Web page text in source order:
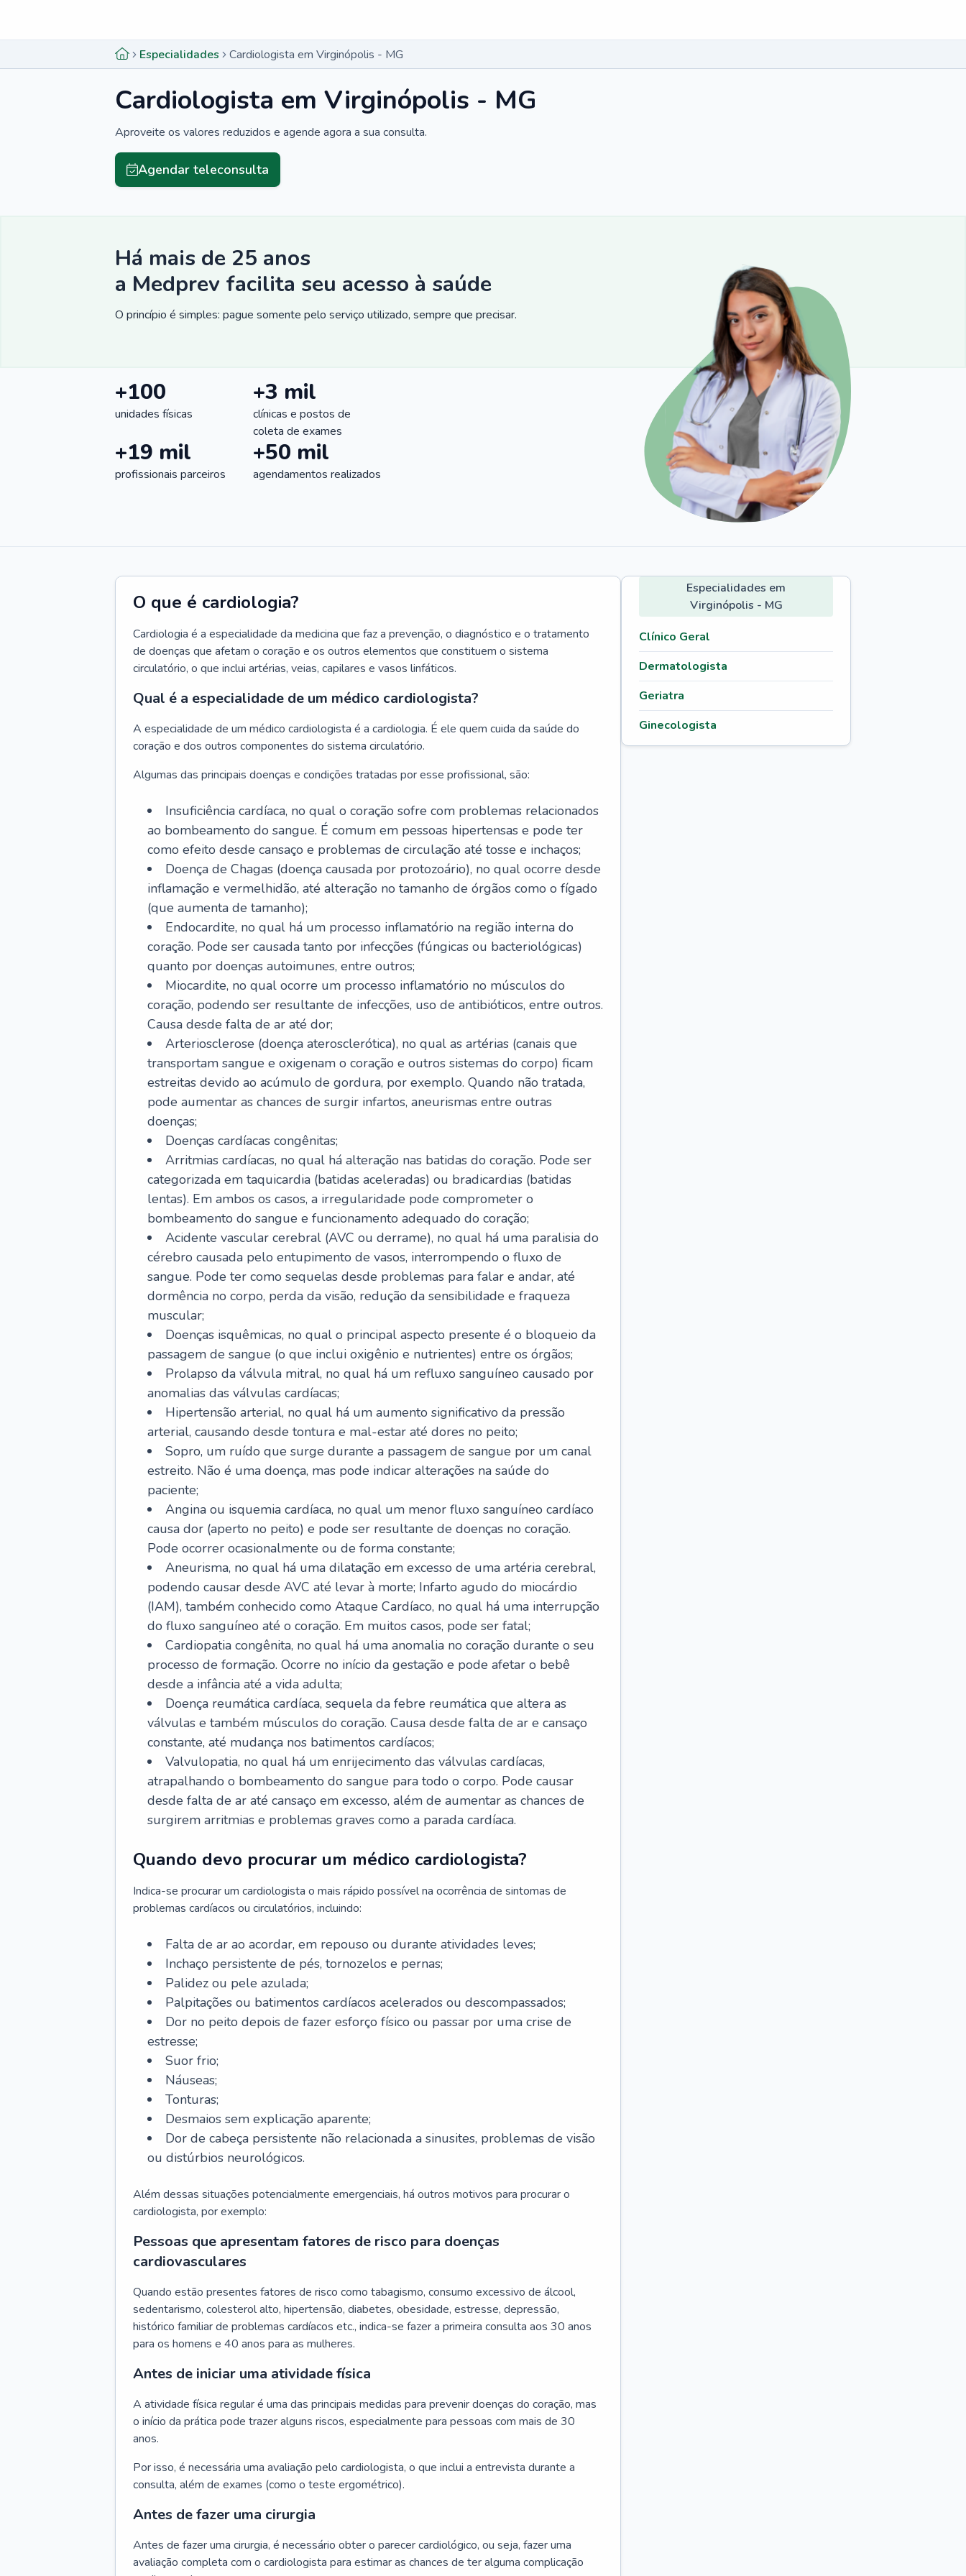
Especialidades Cardiologista em Virginópolis - MG
Cardiologista em Virginópolis - MG
Aproveite os valores reduzidos e agende agora a sua consulta.
Agendar teleconsulta
Há mais de 25 anos
a Medprev facilita seu acesso à saúde
O princípio é simples: pague somente pelo serviço utilizado, sempre que precisar.
+100
unidades físicas
+3 mil
clínicas e postos de
coleta de exames
+19 mil
profissionais parceiros
+50 mil
agendamentos realizados
O que é cardiologia?
Cardiologia é a especialidade da medicina que faz a prevenção, o diagnóstico e o tratamento
de doenças que afetam o coração e os outros elementos que constituem o sistema
circulatório, o que inclui artérias, veias, capilares e vasos linfáticos.
Qual é a especialidade de um médico cardiologista?
A especialidade de um médico cardiologista é a cardiologia. É ele quem cuida da saúde do
coração e dos outros componentes do sistema circulatório.
Algumas das principais doenças e condições tratadas por esse profissional, são:
Insuficiência cardíaca, no qual o coração sofre com problemas relacionados
ao bombeamento do sangue. É comum em pessoas hipertensas e pode ter
como efeito desde cansaço e problemas de circulação até tosse e inchaços;
Doença de Chagas (doença causada por protozoário), no qual ocorre desde
inflamação e vermelhidão, até alteração no tamanho de órgãos como o fígado
(que aumenta de tamanho);
Endocardite, no qual há um processo inflamatório na região interna do
coração. Pode ser causada tanto por infecções (fúngicas ou bacteriológicas)
quanto por doenças autoimunes, entre outros;
Miocardite, no qual ocorre um processo inflamatório no músculos do
coração, podendo ser resultante de infecções, uso de antibióticos, entre outros.
Causa desde falta de ar até dor;
Arteriosclerose (doença aterosclerótica), no qual as artérias (canais que
transportam sangue e oxigenam o coração e outros sistemas do corpo) ficam
estreitas devido ao acúmulo de gordura, por exemplo. Quando não tratada,
pode aumentar as chances de surgir infartos, aneurismas entre outras
doenças;
Doenças cardíacas congênitas;
Arritmias cardíacas, no qual há alteração nas batidas do coração. Pode ser
categorizada em taquicardia (batidas aceleradas) ou bradicardias (batidas
lentas). Em ambos os casos, a irregularidade pode comprometer o
bombeamento do sangue e funcionamento adequado do coração;
Acidente vascular cerebral (AVC ou derrame), no qual há uma paralisia do
cérebro causada pelo entupimento de vasos, interrompendo o fluxo de
sangue. Pode ter como sequelas desde problemas para falar e andar, até
dormência no corpo, perda da visão, redução da sensibilidade e fraqueza
muscular;
Doenças isquêmicas, no qual o principal aspecto presente é o bloqueio da
passagem de sangue (o que inclui oxigênio e nutrientes) entre os órgãos;
Prolapso da válvula mitral, no qual há um refluxo sanguíneo causado por
anomalias das válvulas cardíacas;
Hipertensão arterial, no qual há um aumento significativo da pressão
arterial, causando desde tontura e mal-estar até dores no peito;
Sopro, um ruído que surge durante a passagem de sangue por um canal
estreito. Não é uma doença, mas pode indicar alterações na saúde do
paciente;
Angina ou isquemia cardíaca, no qual um menor fluxo sanguíneo cardíaco
causa dor (aperto no peito) e pode ser resultante de doenças no coração.
Pode ocorrer ocasionalmente ou de forma constante;
Aneurisma, no qual há uma dilatação em excesso de uma artéria cerebral,
podendo causar desde AVC até levar à morte; Infarto agudo do miocárdio
(IAM), também conhecido como Ataque Cardíaco, no qual há uma interrupção
do fluxo sanguíneo até o coração. Em muitos casos, pode ser fatal;
Cardiopatia congênita, no qual há uma anomalia no coração durante o seu
processo de formação. Ocorre no início da gestação e pode afetar o bebê
desde a infância até a vida adulta;
Doença reumática cardíaca, sequela da febre reumática que altera as
válvulas e também músculos do coração. Causa desde falta de ar e cansaço
constante, até mudança nos batimentos cardíacos;
Valvulopatia, no qual há um enrijecimento das válvulas cardíacas,
atrapalhando o bombeamento do sangue para todo o corpo. Pode causar
desde falta de ar até cansaço em excesso, além de aumentar as chances de
surgirem arritmias e problemas graves como a parada cardíaca.
Quando devo procurar um médico cardiologista?
Indica-se procurar um cardiologista o mais rápido possível na ocorrência de sintomas de
problemas cardíacos ou circulatórios, incluindo:
Falta de ar ao acordar, em repouso ou durante atividades leves;
Inchaço persistente de pés, tornozelos e pernas;
Palidez ou pele azulada;
Palpitações ou batimentos cardíacos acelerados ou descompassados;
Dor no peito depois de fazer esforço físico ou passar por uma crise de
estresse;
Suor frio;
Náuseas;
Tonturas;
Desmaios sem explicação aparente;
Dor de cabeça persistente não relacionada a sinusites, problemas de visão
ou distúrbios neurológicos.
Além dessas situações potencialmente emergenciais, há outros motivos para procurar o
cardiologista, por exemplo:
Pessoas que apresentam fatores de risco para doenças
cardiovasculares
Quando estão presentes fatores de risco como tabagismo, consumo excessivo de álcool,
sedentarismo, colesterol alto, hipertensão, diabetes, obesidade, estresse, depressão,
histórico familiar de problemas cardíacos etc., indica-se fazer a primeira consulta aos 30 anos
para os homens e 40 anos para as mulheres.
Antes de iniciar uma atividade física
A atividade física regular é uma das principais medidas para prevenir doenças do coração, mas
o início da prática pode trazer alguns riscos, especialmente para pessoas com mais de 30
anos.
Por isso, é necessária uma avaliação pelo cardiologista, o que inclui a entrevista durante a
consulta, além de exames (como o teste ergométrico).
Antes de fazer uma cirurgia
Antes de fazer uma cirurgia, é necessário obter o parecer cardiológico, ou seja, fazer uma
avaliação completa com o cardiologista para estimar as chances de ter alguma complicação
Especialidades em
Virginópolis - MG
Clínico Geral
Dermatologista
Geriatra
Ginecologista